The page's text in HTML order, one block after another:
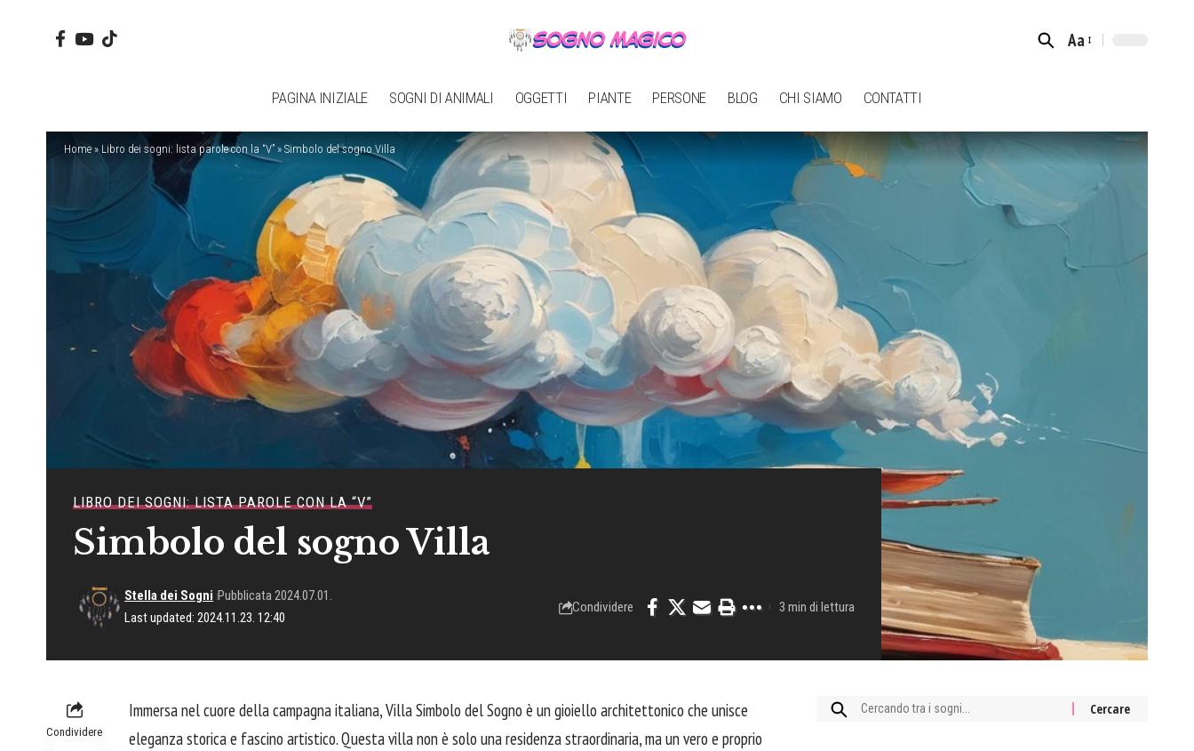
Font
Aa
PAGINA INIZIALE SOGNI DI ANIMALI OGGETTI PIANTE PERSONE BLOG CHI SIAMO CONTATTI
Home» Libro dei sogni: lista parole con la “V” » Simbolo del sogno Villa
LIBRO DEI SOGNI: LISTA PAROLE CON LA “V”
Simbolo del sogno Villa
Last updated: 2024.11.23. 12:40
Stella dei Sogni Pubblicata 2024.07.01.
Condividere 3 min di lettura
Condividere
Immersa nelcuore della campagna italiana, Villa Simbolo del Sogno è un gioiello architettonico che unisce
eleganza storica e fascino artistico. Questa villa non è solo una residenza straordinaria, ma un vero e proprio
Cercare: